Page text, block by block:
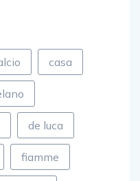
casa
de luca
fiamme